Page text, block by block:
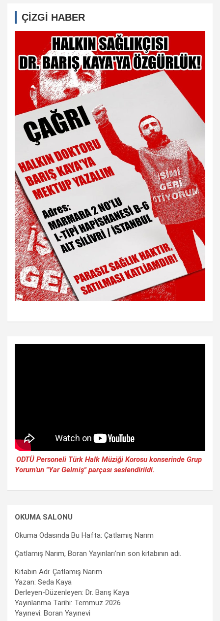
ÇİZGİ HABER
ODTÜ Personeli Türk Halk Müziği Korosu konserinde Grup
Yorum'un "Yar Gelmiş" parçası seslendirildi.
OKUMA SALONU
Okuma Odasında Bu Hafta: Çatlamış Narım
Çatlamış Narım, Boran Yayınları'nın son kitabının adı.
Kitabın Adı: Çatlamış Narım
Yazan: Seda Kaya
Derleyen-Düzenleyen: Dr. Barış Kaya
Yayınlanma Tarihi: Temmuz 2026
Yayınevi: Boran Yayınevi